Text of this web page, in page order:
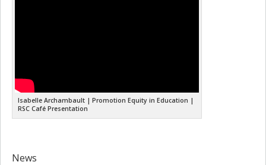
Isabelle Archambault | Promotion Equity in Education |
RSC Café Presentation
News